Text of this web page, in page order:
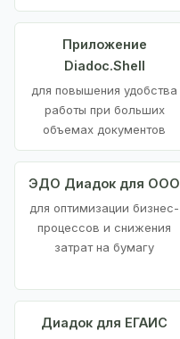
Приложение
Diadoc.Shell
для повышения удобства
работы при больших
объемах документов
ЭДО Диадок для ООО
для оптимизации бизнес-
процессов и снижения
затрат на бумагу
Диадок для ЕГАИС